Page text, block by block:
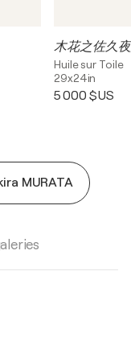
Huile sur Toile
29x24in
5 000 $US
MURATA